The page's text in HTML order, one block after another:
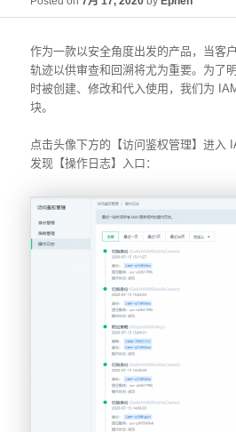
作为一款以安全角度出发的产品，当客
轨迹以供审查和回溯将尤为重要。为了
时被创建、修改和代入使用，我们为
块。
点击头像下方的【访问鉴权管理】进入
发现【操作日志】入口：